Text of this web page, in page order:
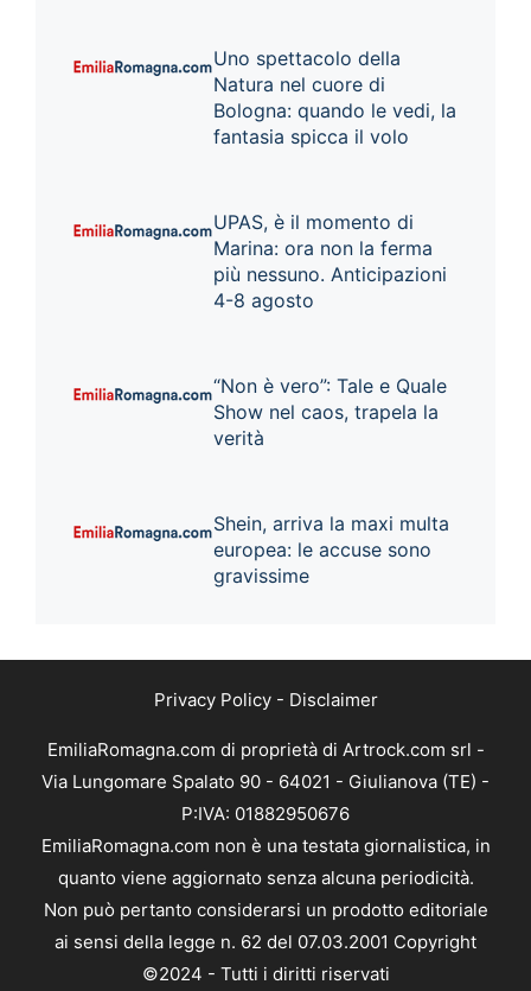
Uno spettacolo della
Natura nel cuore di
Bologna: quando le vedi, la
fantasia spicca il volo
UPAS, è il momento di
Marina: ora non la ferma
più nessuno. Anticipazioni
4-8 agosto
“Non è vero”: Tale e Quale
Show nel caos, trapela la
verità
Shein, arriva la maxi multa
europea: le accuse sono
gravissime
Privacy Policy- Disclaimer
EmiliaRomagna.com di proprietà di Artrock.com srl -
Via Lungomare Spalato 90 - 64021 - Giulianova (TE) -
P:IVA: 01882950676
EmiliaRomagna.com non è una testata giornalistica, in
quanto viene aggiornato senza alcuna periodicità.
Non può pertanto considerarsi un prodotto editoriale
ai sensi della legge n. 62 del 07.03.2001 Copyright
©2024 - Tutti i diritti riservati